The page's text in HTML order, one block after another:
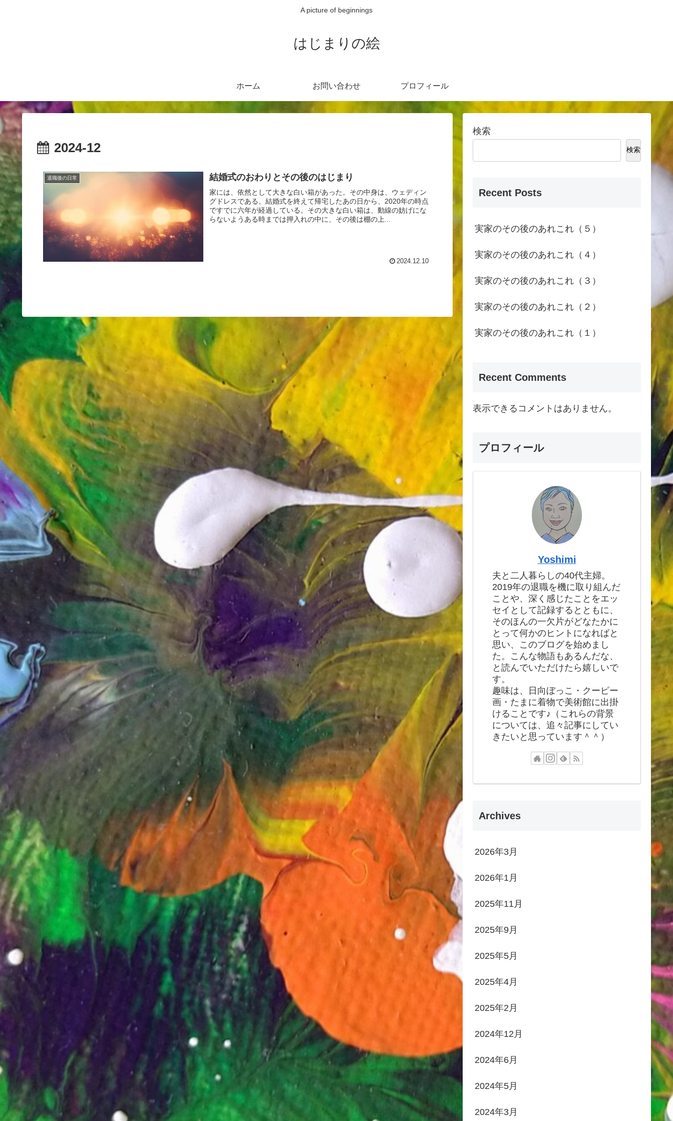
A picture of beginnings
はじまりの絵
ホーム お問い合わせ プロフィール
2024-12
退職後の日常 結婚式のおわりとその後のはじまり
家には、依然として大きな白い箱があった。その中身は、ウェディン
グドレスである。結婚式を終えて帰宅したあの日から、2020年の時点
ですでに六年が経過している。その大きな白い箱は、動線の妨げにな
らないようある時までは押入れの中に、その後は棚の上...
2024.12.10
検索
検索
Recent Posts
実家のその後のあれこれ（５）
実家のその後のあれこれ（４）
実家のその後のあれこれ（３）
実家のその後のあれこれ（２）
実家のその後のあれこれ（１）
Recent Comments
表示できるコメントはありません。
プロフィール
Yoshimi
夫と二人暮らしの40代主婦。
2019年の退職を機に取り組んだ
ことや、深く感じたことをエッ
セイとして記録するとともに、
そのほんの一欠片がどなたかに
とって何かのヒントになればと
思い、このブログを始めまし
た。こんな物語もあるんだな、
と読んでいただけたら嬉しいで
す。
趣味は、日向ぼっこ・クーピー
画・たまに着物で美術館に出掛
けることです♪（これらの背景
については、追々記事にしてい
きたいと思っています＾＾）
Archives
2026年3月
2026年1月
2025年11月
2025年9月
2025年5月
2025年4月
2025年2月
2024年12月
2024年6月
2024年5月
2024年3月